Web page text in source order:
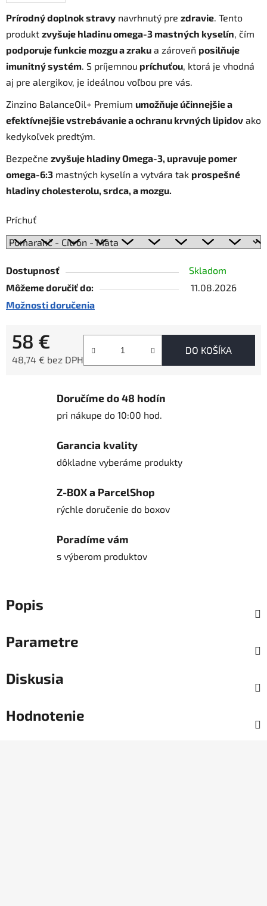
Prírodný doplnok stravy navrhnutý pre zdravie. Tento
produkt zvyšuje hladinu omega-3 mastných kyselín, čím
podporuje funkcie mozgu a zraku a zároveň posilňuje
imunitný systém. S príjemnou príchuťou, ktorá je vhodná
aj pre alergikov, je ideálnou voľbou pre vás.
Zinzino BalanceOil+ Premium umožňuje účinnejšie a
efektívnejšie vstrebávanie a ochranu krvných lipidov ako
kedykoľvek predtým.
Bezpečne zvyšuje hladiny Omega-3, upravuje pomer
omega-6:3 mastných kyselín a vytvára tak prospešné
hladiny cholesterolu, srdca, a mozgu.
Príchuť
Dostupnosť
Skladom
Môžeme doručiť do:
11.08.2026
Možnosti doručenia
58 €
48,74 € bez DPH
DO KOŠÍKA
Doručíme do 48 hodín
pri nákupe do 10:00 hod.
Garancia kvality
dôkladne vyberáme produkty
Z-BOX a ParcelShop
rýchle doručenie do boxov
Poradíme vám
s výberom produktov
Popis
Parametre
Diskusia
Hodnotenie